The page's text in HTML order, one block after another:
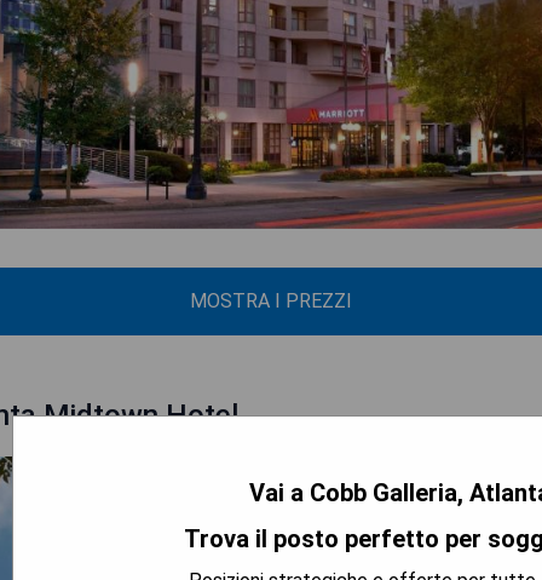
MOSTRA I PREZZI
Midtown Hotel
Vai a Cobb Galleria,
Trova il posto perfetto per